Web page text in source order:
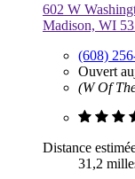
602 W
Madison, WI
(608)
Ouvert
(W Of
Distance
31,2